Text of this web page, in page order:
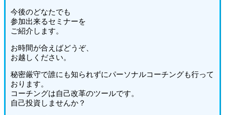
今後のどなたでも
参加出来るセミナーを
ご紹介します。
お時間が合えばどうぞ、
お越しください。
秘密厳守で誰にも知られずにパーソナルコーチングも行って
おります。
コーチングは自己改革のツールです。
自己投資しませんか？